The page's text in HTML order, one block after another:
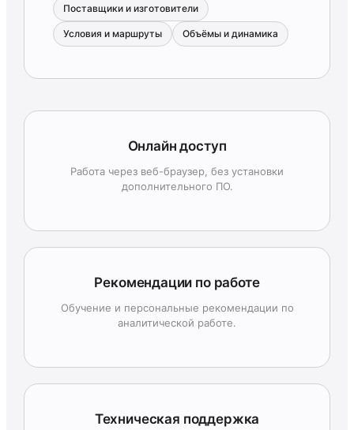
Поставщики и изготовители
Условия и маршруты Объёмы и динамика
Онлайн доступ
Работа через веб-браузер, без установки
дополнительного ПО.
Рекомендации по работе
Обучение и персональные рекомендации по
аналитической работе.
Техническая поддержка